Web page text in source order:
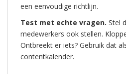
een eenvoudige richtlijn.
Test met echte vragen. Stel
medewerkers ook stellen.
Ontbreekt er iets? Gebruik dat
contentkalender.